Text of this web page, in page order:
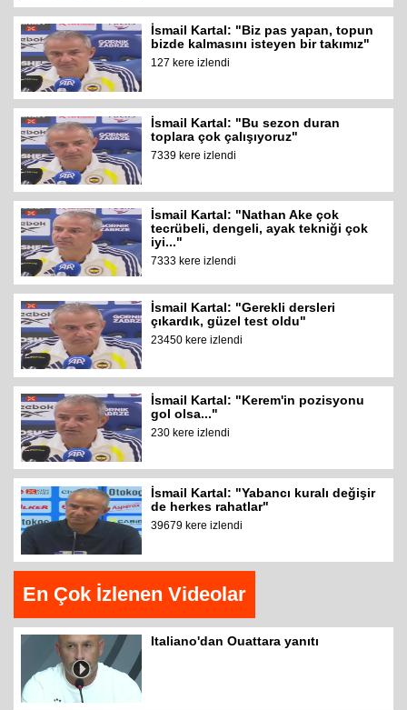
İsmail Kartal: "Biz pas yapan, topun
bizde kalmasını isteyen bir takımız"
127 kere izlendi
İsmail Kartal: "Bu sezon duran
toplara çok çalışıyoruz"
7339 kere izlendi
İsmail Kartal: "Nathan Ake çok
tecrübeli, dengeli, ayak tekniği çok
iyi..."
7333 kere izlendi
İsmail Kartal: "Gerekli dersleri
çıkardık, güzel test oldu"
23450 kere izlendi
İsmail Kartal: "Kerem'in pozisyonu
gol olsa..."
230 kere izlendi
İsmail Kartal: "Yabancı kuralı değişir
de herkes rahatlar"
39679 kere izlendi
En Çok İzlenen Videolar
Italiano'dan Ouattara yanıtı